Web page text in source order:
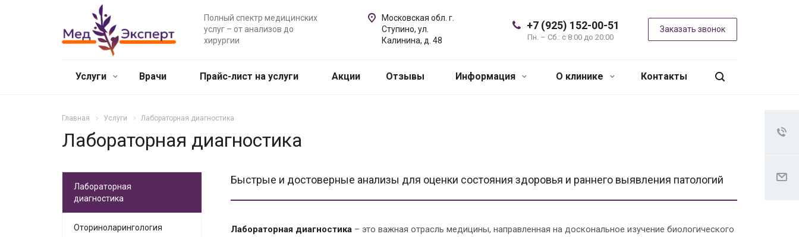
Полный спектр медицинских
услуг – от анализов до
хирургии
+7 (925) 152-00-51
Пн. – Сб.: с 8:00 до 20:00
Заказать звонок
Московская обл. г.
Ступино, ул.
Калинина, д. 48
Услуги Врачи Прайс-лист на услуги Акции Отзывы Информация О клинике Контакты
Главная Услуги Лабораторная диагностика
Лабораторная диагностика
Быстрые и достоверные анализы для оценки состояния здоровья и раннего выявления патологий
Лабораторная диагностика – это важная отрасль медицины, направленная на доскональное изучение биологического
Лабораторная
диагностика
Оториноларингология